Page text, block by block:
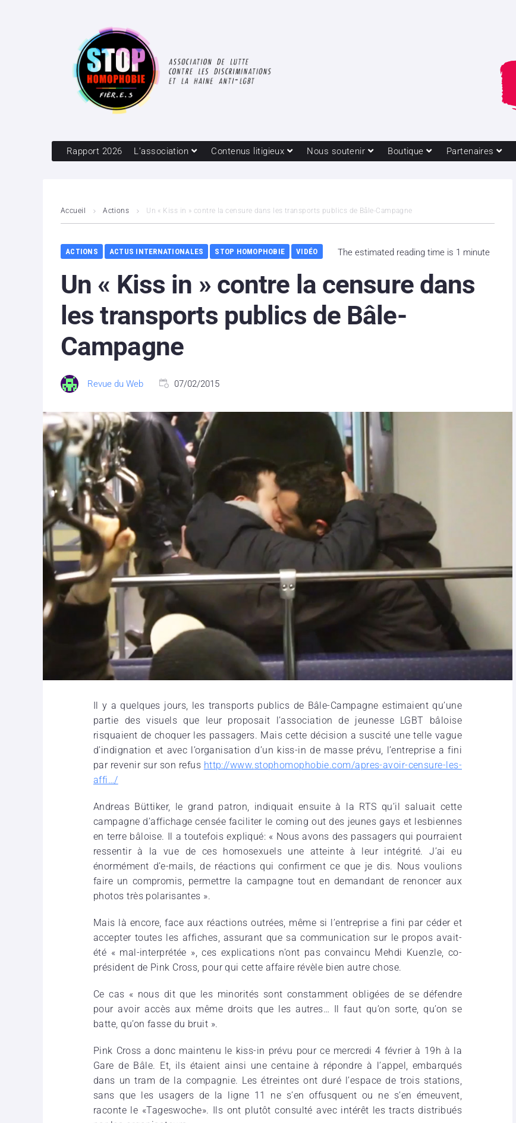
Rapport 2026 L’association Contenus litigieux Nous soutenir Boutique Partenaires
Accueil Actions Un « Kiss in » contre la censure dans les transports publics de Bâle-Campagne
ACTIONS ACTUS INTERNATIONALES STOP HOMOPHOBIE VIDÉO The estimated reading time is 1 minute
Un « Kiss in » contre la censure dans
les transports publics de Bâle-
Campagne
Revue du Web 07/02/2015
Il y a quelques jours, les transports publics de Bâle-Campagne estimaient qu’une
partie des visuels que leur proposait l’association de jeunesse LGBT bâloise
risquaient de choquer les passagers. Mais cette décision a suscité une telle vague
d’indignation et avec l’organisation d’un kiss-in de masse prévu, l’entreprise a fini
par revenir sur son refus http://www.stophomophobie.com/apres-avoir-censure-les-
affi…/
Andreas Büttiker, le grand patron, indiquait ensuite à la RTS qu’il saluait cette
campagne d’affichage censée faciliter le coming out des jeunes gays et lesbiennes
en terre bâloise. Il a toutefois expliqué: « Nous avons des passagers qui pourraient
ressentir à la vue de ces homosexuels une atteinte à leur intégrité. J’ai eu
énormément d’e-mails, de réactions qui confirment ce que je dis. Nous voulions
faire un compromis, permettre la campagne tout en demandant de renoncer aux
photos très polarisantes ».
Mais là encore, face aux réactions outrées, même si l’entreprise a fini par céder et
accepter toutes les affiches, assurant que sa communication sur le propos avait-
été « mal-interprétée », ces explications n’ont pas convaincu Mehdi Kuenzle, co-
président de Pink Cross, pour qui cette affaire révèle bien autre chose.
Ce cas « nous dit que les minorités sont constamment obligées de se défendre
pour avoir accès aux même droits que les autres… Il faut qu’on sorte, qu’on se
batte, qu’on fasse du bruit ».
Pink Cross a donc maintenu le kiss-in prévu pour ce mercredi 4 février à 19h à la
Gare de Bâle. Et, ils étaient ainsi une centaine à répondre à l’appel, embarqués
dans un tram de la compagnie. Les étreintes ont duré l’espace de trois stations,
sans que les usagers de la ligne 11 ne s’en offusquent ou ne s’en émeuvent,
raconte le «Tageswoche». Ils ont plutôt consulté avec intérêt les tracts distribués